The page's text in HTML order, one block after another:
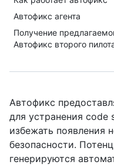
Автофикс агента
Получение
Автофикс второго
Автофикс
для устранения code
избежать появления
безопасности.
генерируются